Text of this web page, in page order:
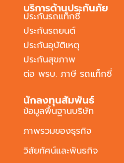
บริการด้านประกันภัย
ประกันรถแท็กซี่
ประกันรถยนต์
ประกันอุบัติเหตุ
ประกันสุขภาพ
ต่อ พรบ. ภาษี รถแท็กซี่
นักลงทุนสัมพันธ์
ข้อมูลพื้นฐานบริษัท
ภาพรวมของธุรกิจ
วิสัยทัศน์และพันธกิจ